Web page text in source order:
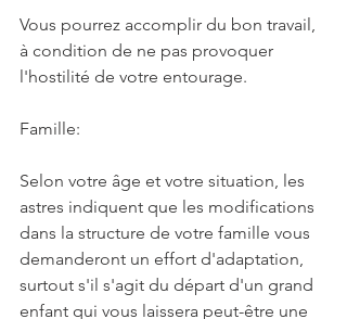
Vous pourrez accomplir du bon travail,
à condition de ne pas provoquer
l'hostilité de votre entourage.
Famille:
Selon votre âge et votre situation, les
astres indiquent que les modifications
dans la structure de votre famille vous
demanderont un effort d'adaptation,
surtout s'il s'agit du départ d'un grand
enfant qui vous laissera peut-être une